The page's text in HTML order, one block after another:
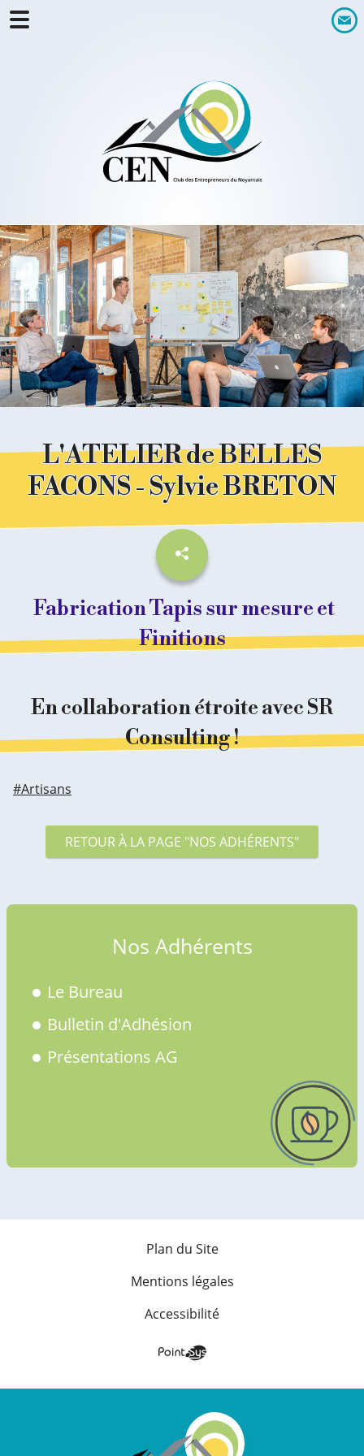
L'ATELIER de BELLES
FACONS - Sylvie BRETON
Nos Adhérents
Le Bureau
Bulletin d'Adhésion
Présentations AG
Fabrication Tapis sur mesure et
Finitions
En collaboration étroite avec SR
Consulting !
#Artisans
RETOUR À LA PAGE "NOS ADHÉRENTS"
Plan du Site
Mentions légales
Accessibilité